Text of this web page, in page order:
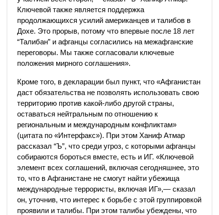
Ключевой также является поддержка
продолжающихся усилий американцев и талибов в
Дохе. Это прорыв, потому что впервые после 18 лет
“Талибан” и афганцы согласились на межафганские
переговоры. Мы также согласовали ключевые
положения мирного соглашения».
Кроме того, в декларации был пункт, что «Афганистан
даст обязательства не позволять использовать свою
территорию против какой-либо другой страны,
оставаться нейтральным по отношению к
региональным и международным конфликтам»
(цитата по «Интерфакс»). При этом Ханиф Атмар
рассказал “Ъ”, что среди угроз, с которыми афганцы
собираются бороться вместе, есть и ИГ. «Ключевой
элемент всех соглашений, включая сегодняшнее, это
то, что в Афганистане не смогут найти убежища
международные террористы, включая ИГ»,— сказал
он, уточнив, что интерес к борьбе с этой группировкой
проявили и талибы. При этом талибы убеждены, что